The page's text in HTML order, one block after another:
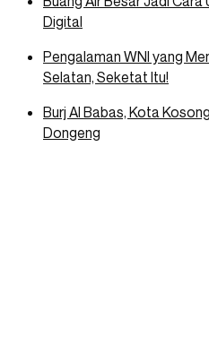
Digital
Pengalaman WNI yang
Selatan, Seketat Itu!
Burj Al Babas, Kota
Dongeng